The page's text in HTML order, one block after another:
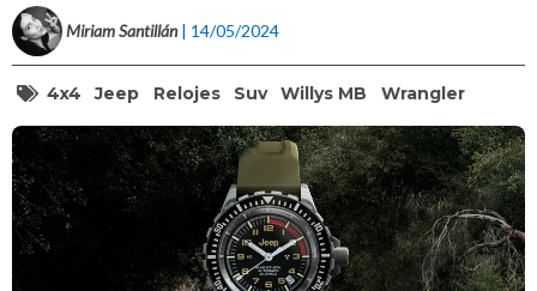
Miriam Santillán | 14/05/2024
4x4 Jeep Relojes Suv Willys MB Wrangler